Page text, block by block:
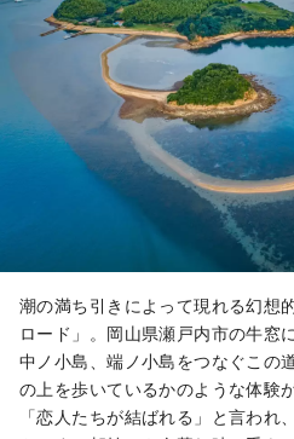
潮の満ち引きによって現れる幻想
ロード」。岡山県瀬戸内市の牛窓
中ノ小島、端ノ小島をつなぐこの
の上を歩いているかのような体験
「恋人たちが結ばれる」と言われ